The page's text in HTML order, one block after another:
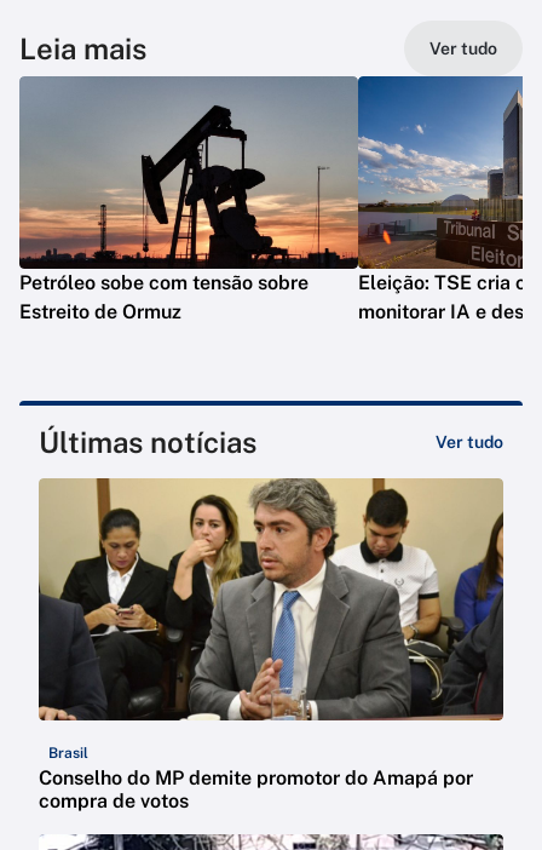
Leia mais Ver tudo
Petróleo sobe com tensão sobre
Estreito de Ormuz
Eleição: TSE cria
monitorar IA e
Últimas notícias Ver tudo
Brasil
Conselho do MP demite promotor do Amapá por
compra de votos